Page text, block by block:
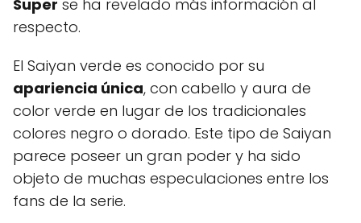
Super se ha revelado más información al
respecto.
El Saiyan verde es conocido por su
apariencia única, con cabello y aura de
color verde en lugar de los tradicionales
colores negro o dorado. Este tipo de Saiyan
parece poseer un gran poder y ha sido
objeto de muchas especulaciones entre los
fans de la serie.